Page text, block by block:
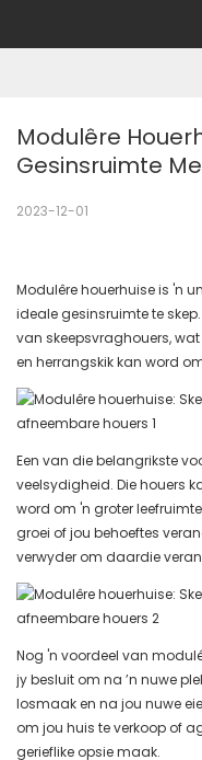
Modulêre
Gesinsruimte
2023-12-01
Modulêre houerhuise is 'n
ideale gesinsruimte te
van skeepsvraghouers,
en herrangskik kan word
Een van die belangrikste
veelsydigheid. Die houers
word om 'n groter
groei of jou behoeftes
verwyder om daardie
Nog 'n voordeel van
jy besluit om na ’n nuwe
losmaak en na jou nuwe
om jou huis te verkoop of
gerieflike opsie maak.